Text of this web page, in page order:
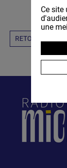
RETOUR
Ce site
une